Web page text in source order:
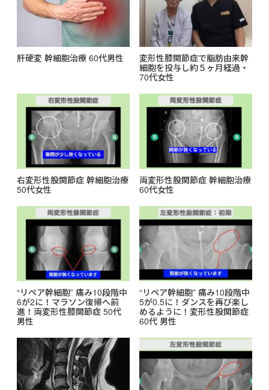
肝硬変 幹細胞治療 60代男性
変形性膝関節症で脂肪由来幹
細胞を投与し約５ヶ月経過・
70代女性
右変形性股関節症 幹細胞治療
50代女性
両変形性股関節症 幹細胞治療
60代女性
“リペア幹細胞” 痛み10段階中
6が2に！マラソン復帰へ前
進！両変形性膝関節症 50代
男性
“リペア幹細胞” 痛み10段階中
5が0.5に！ダンスを再び楽し
めるように！変形性股関節症
60代 男性